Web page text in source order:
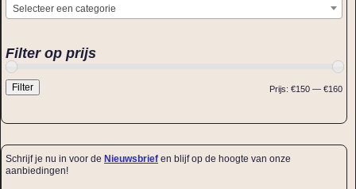
Selecteer een categorie
Filter op prijs
Filter Prijs: €150 — €160
Schrijf je nu in voor de Nieuwsbrief en blijf op de hoogte van onze
aanbiedingen!